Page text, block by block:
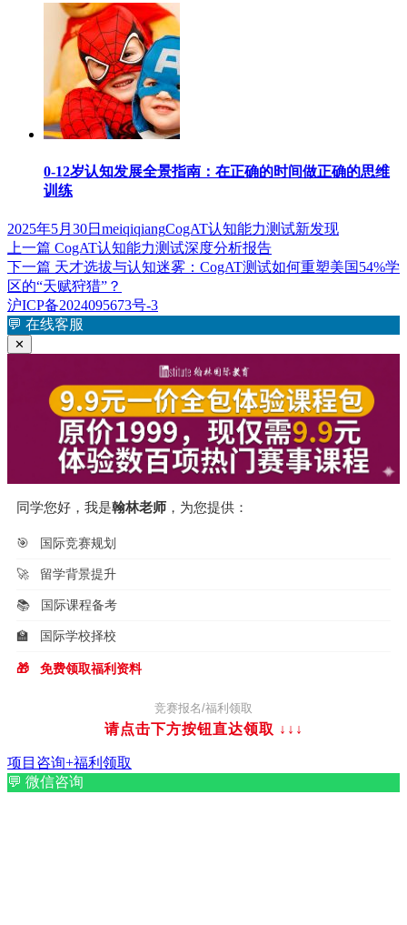
0-12岁认知发展全景指南：在正确的时间做正确的思维
训练
发
布
于
2025年5月30日 作
者
meiqiqiang标
签
CogAT认知能力测试新发现
文
章
导
航
上一篇 上
篇
文
章：
CogAT认知能力测试深度分析报告
下一篇 下
篇
文
章：
天才选拔与认知迷雾：CogAT测试如何重塑美国54%学
区的“天赋狩猎”？
沪ICP备2024095673号-3
💬 在线客服
✕
同学您好，我是翰林老师 ，为您提供：
🎯 国际竞赛规划
🚀 留学背景提升
📚 国际课程备考
🏫 国际学校择校
🎁 免费领取福利资料
竞赛报名/福利领取
请点击下方按钮直达领取 ↓↓↓
项目咨询+福利领取
💬 微信咨询